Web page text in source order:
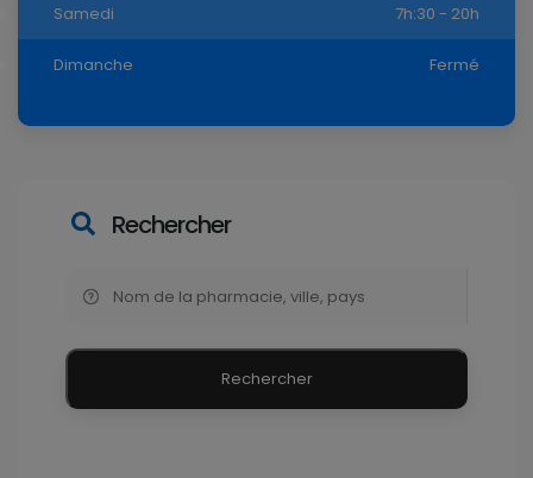
Samedi 7h:30 - 20h
Dimanche Fermé
Rechercher
Rechercher